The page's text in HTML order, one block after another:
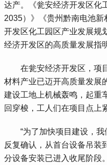
达产。《瓮安经济开发区
2035）》《贵州黔南电池
开发区化工园区产业发展规
经济开发区的高质量发展指
在瓮安经济开发区，项目
材料产业已迈开高质量发展
建设工地上机械轰鸣，起重
回穿梭，工人们在项目点上
“为了加快项目建设，我
反复确认，从首台设备吊装
分设备安装已进入收尾阶段